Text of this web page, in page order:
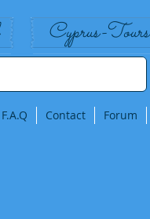
Cyprus-Tours
F.A.Q Contact Forum